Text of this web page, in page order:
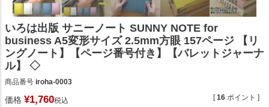
いろは出版 サニーノート SUNNY NOTE for
business A5変形サイズ 2.5mm方眼 157ページ 【リ
ングノート】【ページ番号付き】【バレットジャーナ
ル】 ◇
商品番号 iroha-0003
価格 ¥1,760税込 [16 ポイント ]